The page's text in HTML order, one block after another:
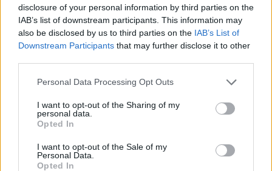
disclosure of your personal information by third parties on the
IAB’s list of downstream participants. This information may
also be disclosed by us to third parties on the IAB’s List of
Downstream Participants that may further disclose it to other
Please note that this website/app uses one or more Google
not limited to your visit or usage behaviour. You may click to
grant or deny consent to Google and its third-party tags to
use your data for below specified purposes in below Google
consent section.
Personal Data Processing Opt Outs
I want to opt-out of the Sharing of my
personal data.
Opted In
I want to opt-out of the Sale of my
Personal Data.
Opted In
Ezek a betegségek fokozott igénybevételnek
teszik ki az állat szervezetét, amit jelezhet a
rossz közérzet, fáradtság vagy étvágytalanság.
Az immunrendszer megerősítése ilyenkor
létfontosságú, hogy a macska szervezete fel
tudja venni a harcot.
Természetes immunerősítők